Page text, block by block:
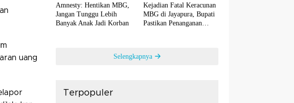
uang
Amnesty: Hentikan MBG,
Jangan Tunggu Lebih
Banyak Anak Jadi Korban
Kejadian Fatal Keracunan
MBG di Jayapura, Bupati
Pastikan Penanganan
Selengkapnya
Terpopuler